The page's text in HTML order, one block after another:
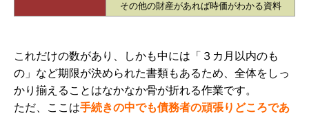
その他の財産があれば時価がわかる資料
これだけの数があり、しかも中には「３カ月以内のも
の」など期限が決められた書類もあるため、全体をしっ
かり揃えることはなかなか骨が折れる作業です。
ただ、ここは手続きの中でも債務者の頑張りどころであ